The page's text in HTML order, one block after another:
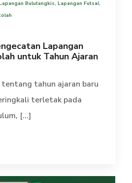
Bulutangkis, Lapangan Futsal,
Lapangan
untuk Tahun Ajaran
tahun ajaran baru
terletak pada
[...]